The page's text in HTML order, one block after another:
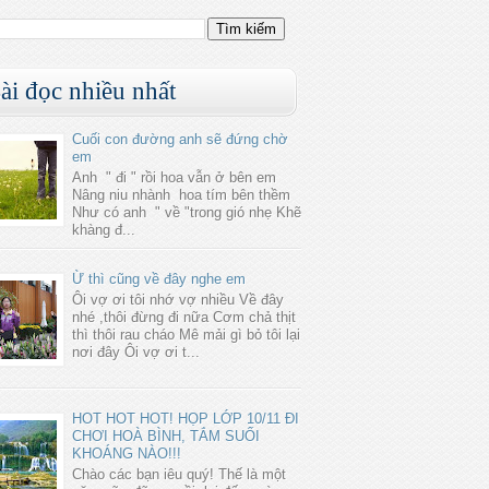
đọc nhiều nhất
Cuối con đường anh sẽ đứng chờ
em
Anh " đi " rồi hoa vẫn ở bên em
Nâng niu nhành hoa tím bên thềm
Như có anh " về "trong gió nhẹ Khẽ
khàng đ...
Ừ thì cũng về đây nghe em
Ôi vợ ơi tôi nhớ vợ nhiều Về đây
nhé ,thôi đừng đi nữa Cơm chả thịt
thì thôi rau cháo Mê mải gì bỏ tôi lại
nơi đây Ôi vợ ơi t...
HOT HOT HOT! HỌP LỚP 10/11 ĐI
CHƠI HOÀ BÌNH, TẮM SUỐI
KHOÁNG NÀO!!!
Chào các bạn iêu quý! Thế là một